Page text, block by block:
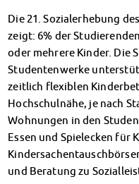
Voranmeldung KiTa-Platz
Randzeitenbetreuung
Anmeldung
Nutzungsbedingungen
AnsprechpartnerInnen
Über uns
Infopoints &
Beratungstermine im
Unsere Organisation
Die 21. Sozialerhebung
zeigt: 6% der
oder mehrere Kinder. Die
Studentenwerke
zeitlich flexiblen
Hochschulnähe, je nach
Wohnungen in den
Essen und Spielecken für
und Beratung zu